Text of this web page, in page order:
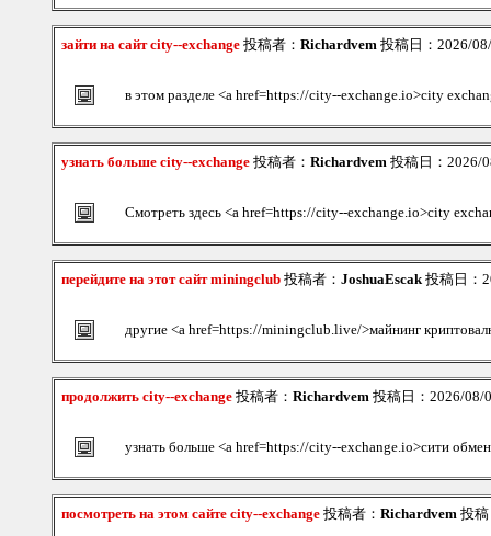
зайти на сайт city--exchange 投稿者： Richardvem 投稿日：2026/
в этом разделе <a href=https://city--exchange.io>city
узнать больше city--exchange 投稿者： Richardvem 投稿日：2026/
Смотреть здесь <a href=https://city--exchange.io>city
перейдите на этот сайт miningclub 投稿者： JoshuaEscak投稿日：
другие <a href=https://miningclub.live/>майнинг
продолжить city--exchange 投稿者： Richardvem 投稿日：2026/08/
узнать больше <a href=https://city--exchange.io>сити
посмотреть на этом сайте city--exchange 投稿者： Richardvem 投